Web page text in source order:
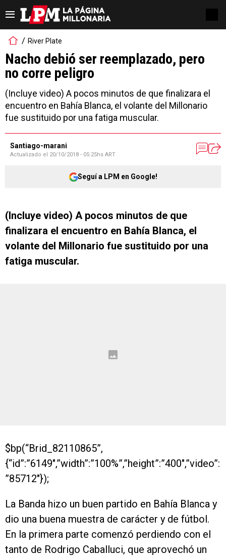
River Plate
Nacho debió ser reemplazado, pero
no corre peligro
(Incluye video) A pocos minutos de que finalizara el
encuentro en Bahía Blanca, el volante del Millonario
fue sustituido por una fatiga muscular.
Santiago-marani
Actualizado el 20/10/2018 - 05:25hs ART
Seguí a LPM en Google!
(Incluye video) A pocos minutos de que
finalizara el encuentro en Bahía Blanca, el
volante del Millonario fue sustituido por una
fatiga muscular.
$bp(“Brid_82110865”,
{“id”:”6149″,”width”:”100%”,”height”:”400″,”video”:
”85712″});
La Banda hizo un buen partido en Bahía Blanca y
dio una buena muestra de carácter y de fútbol.
En la primera parte comenzó perdiendo con el
tanto de Rodrigo Caballuci, que aprovechó un